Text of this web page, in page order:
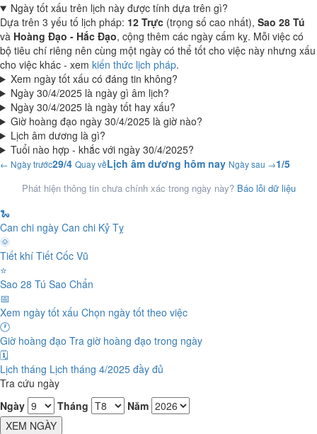
Ngày tốt xấu trên lịch này được tính dựa trên gì?
Dựa trên 3 yếu tố lịch pháp: 12 Trực (trọng số cao nhất), Sao 28 Tú
và Hoàng Đạo - Hắc Đạo, cộng thêm các ngày cấm kỵ. Mỗi việc có
bộ tiêu chí riêng nên cùng một ngày có thể tốt cho việc này nhưng xấu
cho việc khác - xem kiến thức lịch pháp.
Xem ngày tốt xấu có đáng tin không?
Ngày 30/4/2025 là ngày gì âm lịch?
Ngày 30/4/2025 là ngày tốt hay xấu?
Giờ hoàng đạo ngày 30/4/2025 là giờ nào?
Lịch âm dương là gì?
Tuổi nào hợp - khắc với ngày 30/4/2025?
← Ngày trước29/4 Quay vềLịch âm dương hôm nay Ngày sau →1/5
Phát hiện thông tin chưa chính xác trong ngày này? Báo lỗi dữ liệu
🐍
Can chi ngày Can chi Kỷ Tỵ
🌞
Tiết khí Tiết Cốc Vũ
⭐
Sao 28 Tú Sao Chẩn
📅
Xem ngày tốt xấu Chọn ngày tốt theo việc
🕐
Giờ hoàng đạo Tra giờ hoàng đạo trong ngày
🗓️
Lịch tháng Lịch tháng 4/2025 đầy đủ
Tra cứu ngày
Ngày
Tháng
Năm
XEM NGÀY